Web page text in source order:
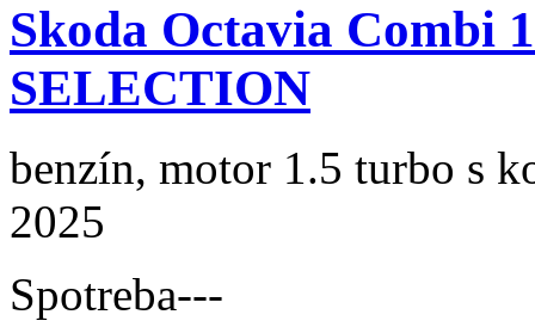
Skoda Octavia Combi
SELECTION
benzín, motor 1.5 turbo s
2025
Spotreba---